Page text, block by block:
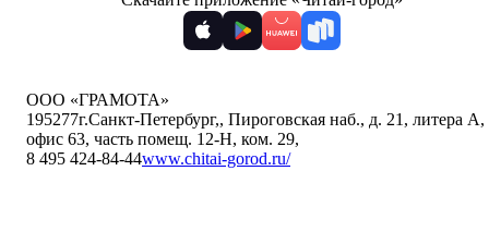
ООО «ГРАМОТА»
195277г.Санкт-Петербург,, Пироговская наб., д. 21, литера А,
офис 63, часть помещ. 12-Н, ком. 29,
8 495 424-84-44www.chitai-gorod.ru/